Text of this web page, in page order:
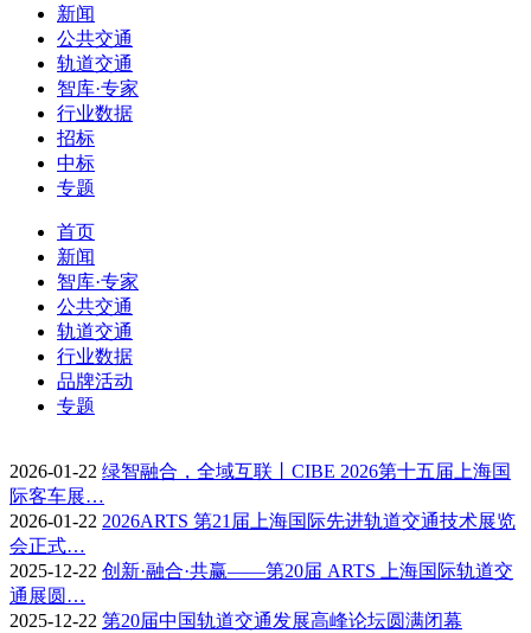
新闻
公共交通
轨道交通
智库·专家
行业数据
招标
中标
专题
首页
新闻
智库·专家
公共交通
轨道交通
行业数据
品牌活动
专题
2026-01-22 绿智融合，全域互联丨CIBE 2026第十五届上海国
际客车展…
2026-01-22 2026ARTS 第21届上海国际先进轨道交通技术展览
会正式…
2025-12-22 创新·融合·共赢——第20届 ARTS 上海国际轨道交
通展圆…
2025-12-22 第20届中国轨道交通发展高峰论坛圆满闭幕